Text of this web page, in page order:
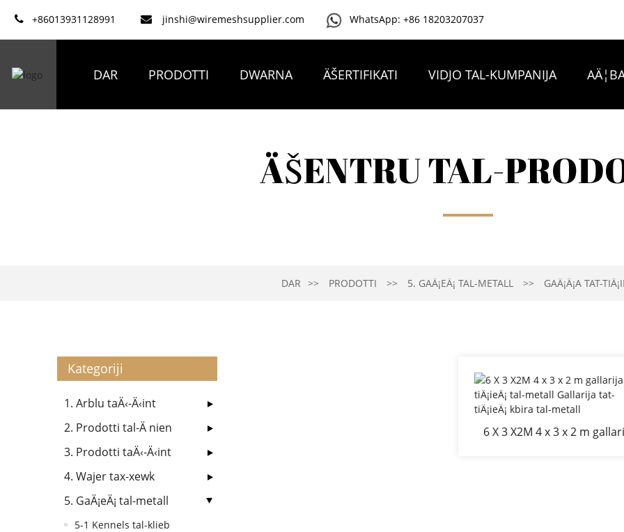
+86013931128991 jinshi@wiremeshsupplier.com WhatsApp: +86 18203207037
DAR PRODOTTI DWARNA ÄŠERTIFIKATI VIDJO TAL-KUMPANIJA
ÄŠENTRU TAL-
DAR PRODOTTI 5. GAÄ¡EÄ¡ TAL-METALL GAÄ¡Ä¡A TAT-
Kategoriji
1. Arblu taÄ‹-Ä‹int
2. Prodotti tal-Ä nien
3. Prodotti taÄ‹-Ä‹int
4. Wajer tax-xewk
5. GaÄ¡eÄ¡ tal-metall
5-1 Kennels tal-klieb
6 X 3 X2M 4 x 3 x 2 m